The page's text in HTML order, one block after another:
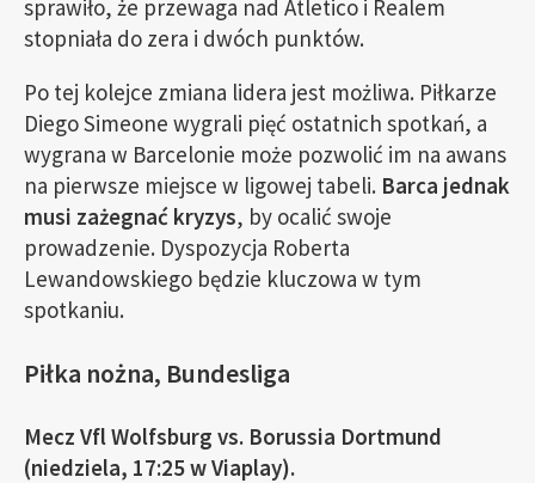
sprawiło, że przewaga nad Atletico i Realem
stopniała do zera i dwóch punktów.
Po tej kolejce zmiana lidera jest możliwa. Piłkarze
Diego Simeone wygrali pięć ostatnich spotkań, a
wygrana w Barcelonie może pozwolić im na awans
na pierwsze miejsce w ligowej tabeli. Barca jednak
musi zażegnać kryzys, by ocalić swoje
prowadzenie. Dyspozycja Roberta
Lewandowskiego będzie kluczowa w tym
spotkaniu.
Piłka nożna, Bundesliga
Mecz Vfl Wolfsburg vs. Borussia Dortmund
(niedziela, 17:25 w Viaplay).